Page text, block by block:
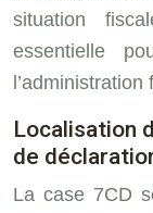
situation
essentielle
l’administration
Localisation
de
La case 7CD